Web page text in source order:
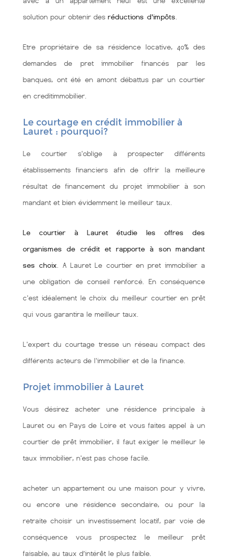
solution pour obtenir des réductions d'impôts
Etre propriétaire de sa résidence locative, 40% des
demandes de pret immobilier financés par les
banques, ont été en amont débattus par un courtier
en creditimmobilier.
Le courtage en crédit immobilier à
Lauret : pourquoi?
Le courtier s'oblige à prospecter différents
établissements financiers afin de offrir la meilleure
résultat de financement du projet immobilier à son
mandant et bien évidemment le meilleur taux.
Le courtier à Lauret étudie les offres des
organismes de crédit et rapporte à son mandant
ses choix . A Lauret Le courtier en pret immobilier a
une obligation de conseil renforcé. En conséquence
c'est idéalement le choix du meilleur courtier en prêt
qui vous garantira le meilleur taux.
L'expert du courtage tresse un réseau compact des
différents acteurs de l'immobilier et de la finance.
Projet immobilier à Lauret
Vous désirez acheter une résidence principale à
Lauret ou en Pays de Loire et vous faites appel à un
courtier de prêt immobilier, il faut exiger le meilleur le
taux immobilier, n'est pas chose facile.
acheter un appartement ou une maison pour y vivre,
ou encore une résidence secondaire, ou pour la
retraite choisir un investissement locatif, par voie de
conséquence vous prospectez le meilleur prêt
faisable, au taux d’intérêt le plus faible.